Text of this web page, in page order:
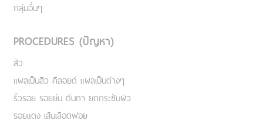
กลุ่มอื่นๆ
PROCEDURES (ปัญหา)
สิว
แผลเป็นสิว คีลอยด์ แผลเป็นต่างๆ
ริ้วรอย รอยย่น ตีนกา ยกกระชับผิว
รอยแดง เส้นเลือดฟอย